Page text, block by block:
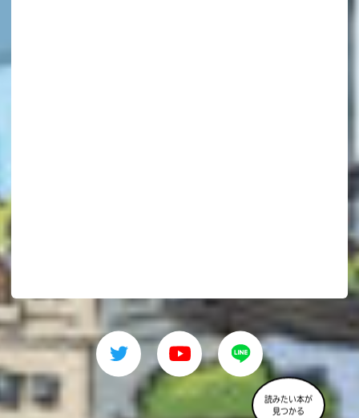
読みたい本が
見つかる